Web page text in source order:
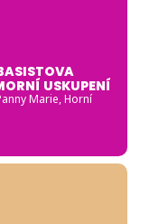
USKUPENÍ
Marie, Horní